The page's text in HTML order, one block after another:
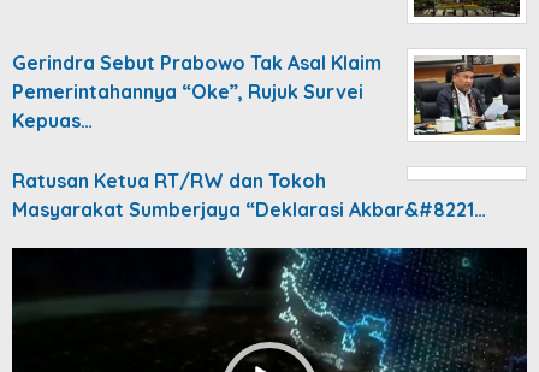
Gerindra Sebut Prabowo Tak Asal Klaim
Pemerintahannya “Oke”, Rujuk Survei
Kepuas…
Ratusan Ketua RT/RW dan Tokoh
Masyarakat Sumberjaya “Deklarasi Akbar&#8221…